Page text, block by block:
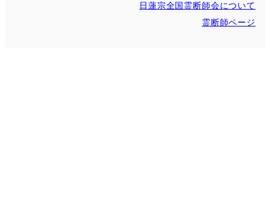
日蓮宗全国霊断師会について
霊断師ページ